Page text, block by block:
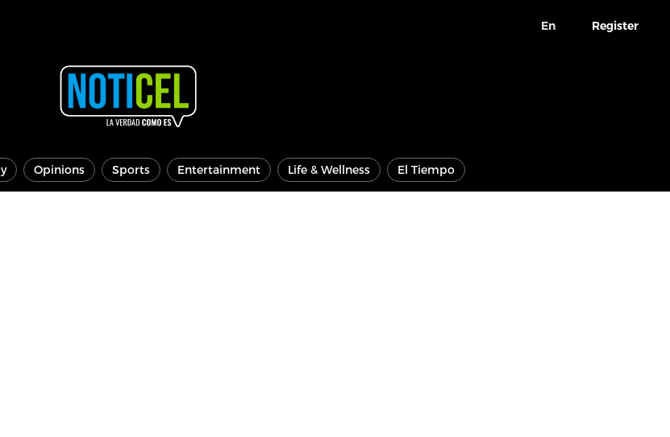
En Register
Opinions Sports Entertainment Life & Wellness El Tiempo